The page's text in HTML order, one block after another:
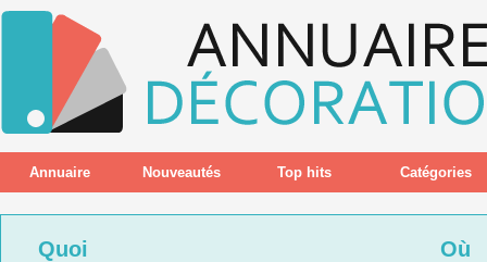
Annuaire Nouveautés Top hits Catégories
Quoi Où